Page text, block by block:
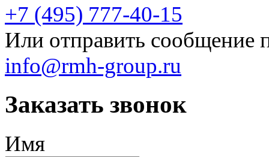
+7 (495) 777-40-15
Или отправить сообщение
info@rmh-group.ru
Заказать звонок
Имя